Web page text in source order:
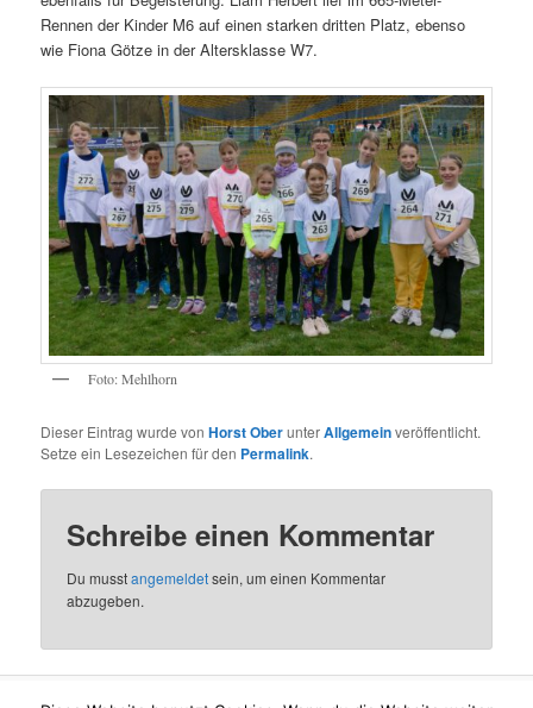
Rennen der Kinder M6 auf einen starken dritten Platz, ebenso
wie Fiona Götze in der Altersklasse W7.
Foto: Mehlhorn
Dieser Eintrag wurde vonHorst OberunterAllgemeinveröffentlicht.
Setze ein Lesezeichen für den Permalink.
Schreibe einen Kommentar
Du musstangemeldetsein, um einen Kommentar
abzugeben.